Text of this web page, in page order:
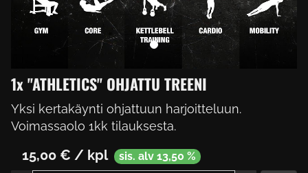
1x "ATHLETICS" OHJATTU TREENI
Yksi kertakäynti ohjattuun harjoitteluun.
Voimassaolo 1kk tilauksesta.
15,00 € / kpl sis. alv 13,50 %